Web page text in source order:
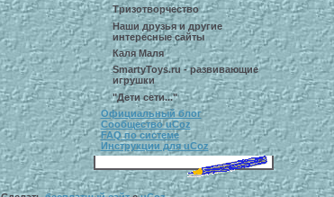
Тризотворчество
Наши друзья и другие
интересные сайты
Каля Маля
SmartyToys.ru - развивающие
игрушки
"Дети сети..."
Официальный блог
Сообщество uCoz
FAQ по системе
Инструкции для uCoz